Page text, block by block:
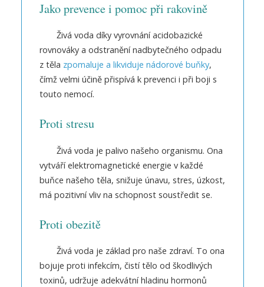
Jako prevence i pomoc při rakovině
Živá voda díky vyrovnání acidobazické
rovnováky a odstranění nadbytečného odpadu
z těla zpomaluje a likviduje nádorové buňky,
čímž velmi účině přispívá k prevenci i při boji s
touto nemocí.
Proti stresu
Živá voda je palivo našeho organismu. Ona
vytváří elektromagnetické energie v každé
buňce našeho těla, snižuje únavu, stres, úzkost,
má pozitivní vliv na schopnost soustředit se.
Proti obezitě
Živá voda je základ pro naše zdraví. To ona
bojuje proti infekcím, čistí tělo od škodlivých
toxinů, udržuje adekvátní hladinu hormonů